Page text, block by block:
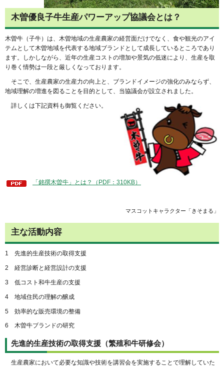
木曽優良子牛生産パワーアップ協議会とは？
木曽牛（子牛）は、木曽地域の生産農家の経営面だけでなく、食や観光のアイ
テムとして木曽地域を代表する地域ブランドとして成長しているところであり
ます。しかしながら、近年の生産コストの増加や景気の低迷により、生産を取
り巻く情勢は一段と厳しくなっております。
そこで、生産農家の生産力の向上と、ブランドイメージの強化のみならず、
地域理解の増進を図ることを目的として、当協議会が設立されました。
詳しくは下記資料も御覧ください。
「銘撰木曽牛」とは？（PDF：310KB）
マスコットキャラクター「きそまる」
主な活動内容
1 先進的生産技術の取得支援
2 経営診断と経営設計の支援
3 低コスト和牛生産の支援
4 地域住民の理解の醸成
5 効率的な販売環境の整備
6 木曽牛ブランドの研究
先進的生産技術の取得支援（繁殖和牛研修会）
生産農家において必要な知識や技術を講習会を実施することで理解していた